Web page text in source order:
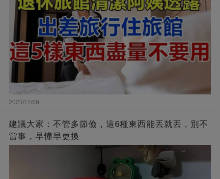
2023/12/09
建議大家：不管多節儉，這6種東西能丟就丟，別不
當事，早懂早更換